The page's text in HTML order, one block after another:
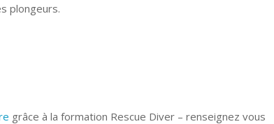
plongeurs.
grâce à la formation Rescue Diver – renseignez vous